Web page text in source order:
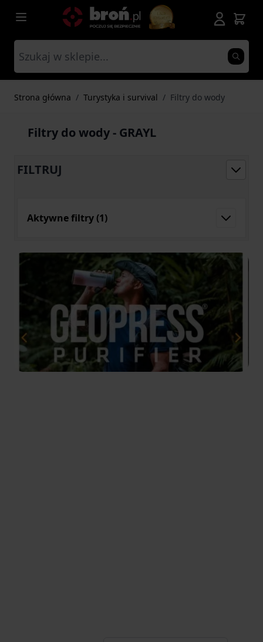
Przejdź do treści
Strona główna / Turystyka i survival / Filtry do wody
Filtry do wody - GRAYL
FILTRUJ
Aktywne filtry (1)